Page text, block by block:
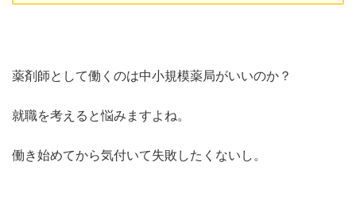
薬剤師として働くのは中小規模薬局がいいのか？
就職を考えると悩みますよね。
働き始めてから気付いて失敗したくないし。